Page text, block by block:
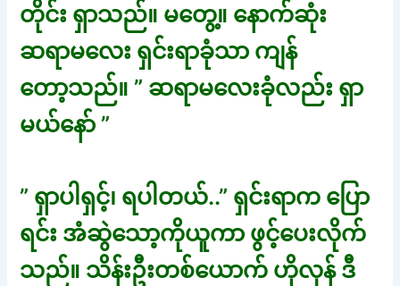
တိုင်း ရှာသည်။ မတွေ့။ နောက်ဆုံး
ဆရာမလေး ရှင်းရာခုံသာ ကျန်
တော့သည်။ ” ဆရာမလေးခုံလည်း ရှာ
မယ်နော် ”
” ရှာပါရှင့်၊ ရပါတယ်..” ရှင်းရာက ပြော
ရင်း အံဆွဲသော့ကိုယူကာ ဖွင့်ပေးလိုက်
သည်။ သိန်းဦးတစ်ယောက် ဟိုလှန် ဒီ